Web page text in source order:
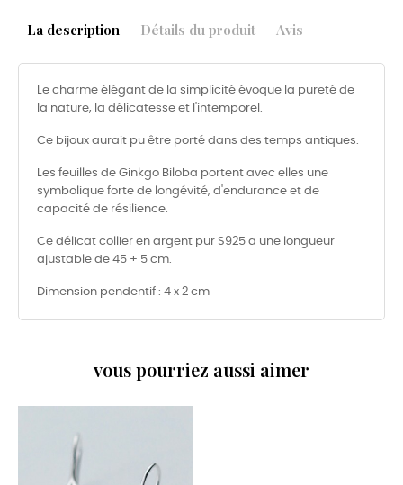
La description Détails du produit Avis
Le charme élégant de la simplicité évoque la pureté de
la nature, la délicatesse et l'intemporel.
Ce bijoux aurait pu être porté dans des temps antiques.
Les feuilles de Ginkgo Biloba portent avec elles une
symbolique forte de longévité, d'endurance et de
capacité de résilience.
Ce délicat collier en argent pur S925 a une longueur
ajustable de 45 + 5 cm.
Dimension pendentif : 4 x 2 cm
vous pourriez aussi aimer